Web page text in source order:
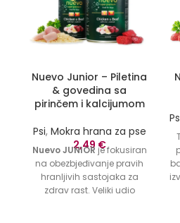
Nuevo Junior – Piletina
& govedina sa
pirinčem i kalcijumom
Psi, Mokra hrana za pse
2,49 €
Nuevo JUNIOR je fokusiran
na obezbjeđivanje pravih
hranljivih sastojaka za
zdrav rast. Veliki udio